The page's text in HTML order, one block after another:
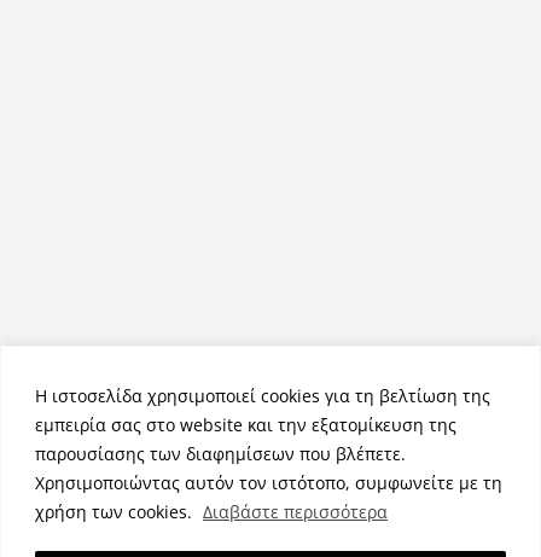
Η ιστοσελίδα χρησιμοποιεί cookies για τη βελτίωση της
εμπειρία σας στο website και την εξατομίκευση της
παρουσίασης των διαφημίσεων που βλέπετε.
Χρησιμοποιώντας αυτόν τον ιστότοπο, συμφωνείτε με τη
χρήση των cookies. Διαβάστε περισσότερα
Πνευματικά Δικαιώματα © 2026NemeaPress. Τα πνευματικά
δικαιώματα προστατεύονται.
Θέμα:ColorMagαπό ThemeGrill. Κατασκευασμένο με